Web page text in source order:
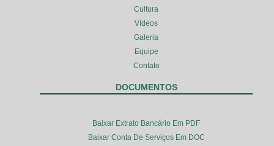
Cultura
Vídeos
Galeria
Equipe
Contato
DOCUMENTOS
Baixar Extrato Bancário Em PDF
Baixar Conta De Serviços Em DOC